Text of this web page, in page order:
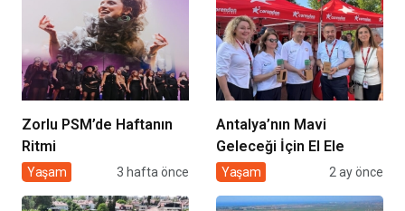
Zorlu PSM’de Haftanın
Ritmi
Yaşam 3 hafta önce
Antalya’nın Mavi
Geleceği İçin El Ele
Yaşam 2 ay önce